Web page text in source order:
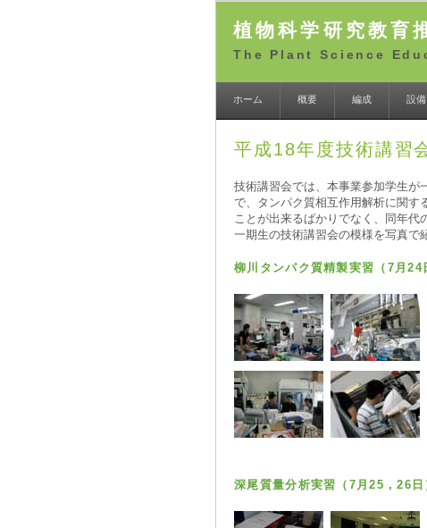
植物科学研究教育
The Plant Science
ホーム 概要 編成 設備
平成18年度技術講習
技術講習会では、本事業参加学生が
で、タンパク質相互作用解析に関す
ことが出来るばかりでなく、同年
一期生の技術講習会の模様を写真で
柳川タンパク質精製実習（7月24
深尾質量分析実習（7月25，26日